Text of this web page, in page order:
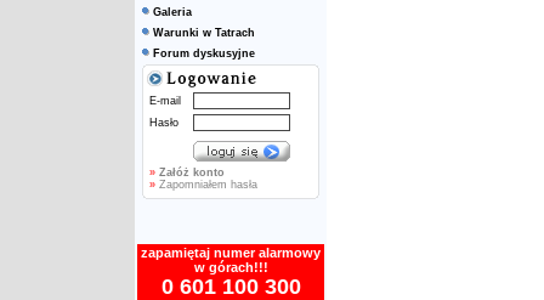
Galeria
Warunki w Tatrach
Forum dyskusyjne
E-mail
Hasło
» Załóż konto
» Zapomniałem hasła
zapamiętaj numer alarmowy
w górach!!!
0 601 100 300